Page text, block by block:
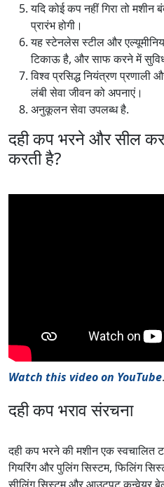
यदि कोई कप नहीं गिरा तो मशीन
प्रारंभ होगी।
यह स्टेनलेस स्टील और
टिकाऊ है, और साफ करने में
विश्व प्रसिद्ध नियंत्रण प्रणाली
लंबी सेवा जीवन को अपनाएं।
अनुकूलन सेवा उपलब्ध है.
दही कप भरने और सील
करती है?
Watch this video on YouTube.
दही कप भराव संरचना
दही कप भरने की मशीन एक स्वचालित
गियरिंग और पुलिंग सिस्टम, फिलिंग
सीलिंग सिस्टम और आउटपुट कन्वेयर